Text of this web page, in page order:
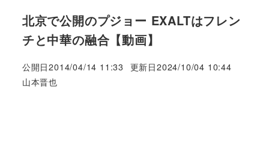
北京で公開のプジョー EXALTはフレン
チと中華の融合【動画】
公開日2014/04/14 11:33 更新日2024/10/04 10:44
著
山本晋也